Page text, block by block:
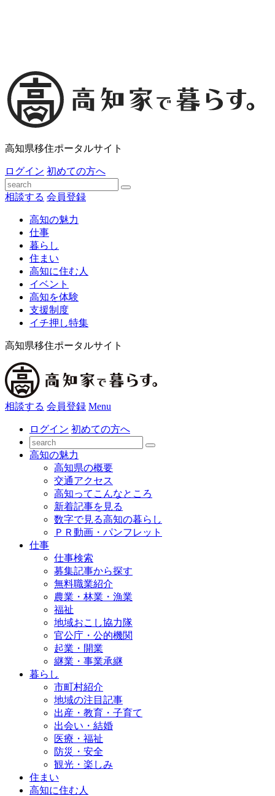
高知県移住ポータルサイト
ログイン 初めての方へ
相談する 会員登録
高知の魅力
仕事
暮らし
住まい
高知に住む人
イベント
高知を体験
支援制度
イチ押し特集
高知県移住ポータルサイト
相談する 会員登録 Menu
ログイン 初めての方へ
高知の魅力
高知県の概要
交通アクセス
高知ってこんなところ
新着記事を見る
数字で見る高知の暮らし
ＰＲ動画・パンフレット
仕事
仕事検索
募集記事から探す
無料職業紹介
農業・林業・漁業
福祉
地域おこし協力隊
官公庁・公的機関
起業・開業
継業・事業承継
暮らし
市町村紹介
地域の注目記事
出産・教育・子育て
出会い・結婚
医療・福祉
防災・安全
観光・楽しみ
住まい
高知に住む人